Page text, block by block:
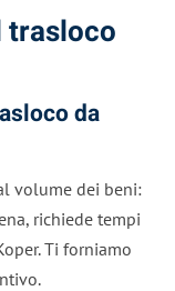
trasloco
da
volume dei beni:
richiede tempi
Ti forniamo